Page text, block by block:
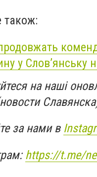
також:
у Слов’янську
на наші
за нами в
https://t.me/